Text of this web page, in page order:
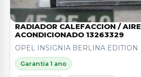
RADIADOR CALEFACCION / AIRE
ACONDICIONADO 13263329
OPEL INSIGNIA BERLINA EDITION
Garantia 1 ano